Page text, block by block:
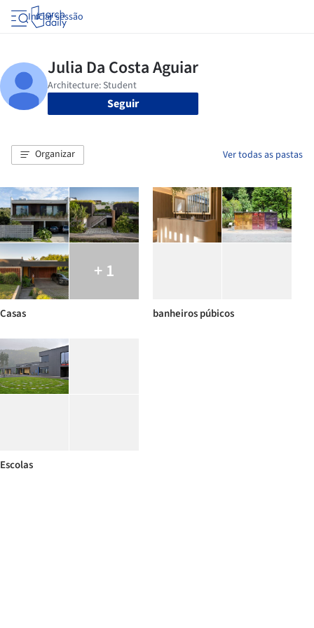
Iniciar sessão
Seguir
Organizar Ver todas as pastas
+ 1
Casas banheiros púbicos
Escolas